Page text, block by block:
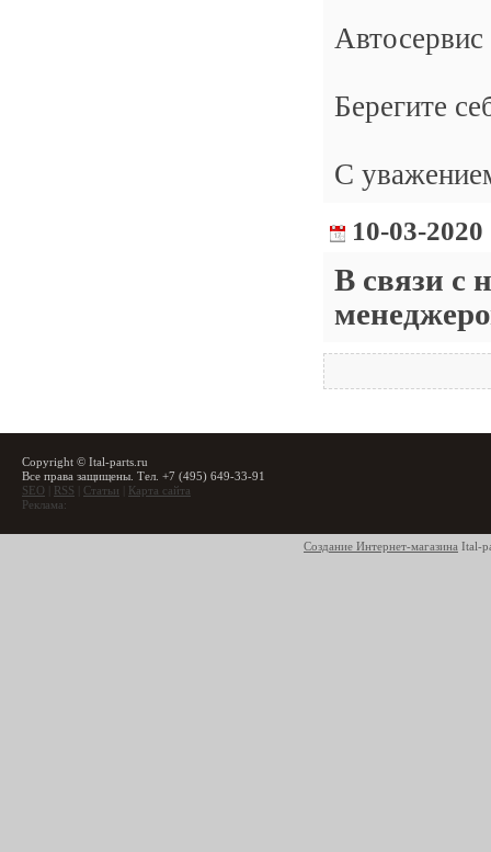
Берегите
С
10-03-2020
В связи с
Copyright © Ital-parts.ru
Все права защищены. Тел. +7 (495) 649-33-91
SEO
RSS Статьи
Карта сайта
Реклама:
Создание Интернет-магазина Ital-